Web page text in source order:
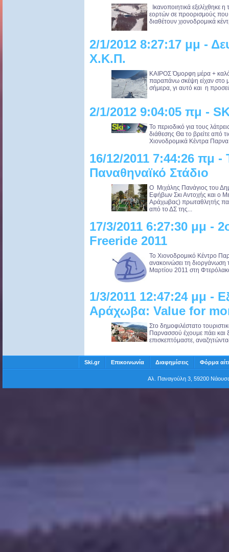
Ικανοποιητικά εξελίχθηκε
εορτών σε προορισμούς που
διαθέτουν χιονοδρομικά
2/1/2012 8:27:17 μμ -
Χ.Κ.Π.
ΚΑΙΡΟΣ Όμορφη μέρα + καλό
παραπάνω σκέψη είχαν στο
σήμερα, γι αυτό και η
2/1/2012 9:04:05 πμ -
Το περιοδικό για τους
διάθεσης Θα το βρείτε από
Χιονοδρομικά Κέντρα
16/12/2011 7:44:26 πμ -
Παναθηναϊκό Στάδιο
O Μιχάλης Πανάγιος του
Εφήβων Σκι Αντοχής και ο
Αράχωβας) πρωταθλητής
από το ΔΣ της...
17/3/2011 6:27:30 μμ -
Freeride 2011
Το Χιονοδρομικό Κέντρο
ανακοινώσει τη
Μαρτίου 2011 στη
1/3/2011 12:47:24 μμ -
Αράχωβα: Value for
Στο δημοφιλέστατο
Παρνασσού έχουμε πάει
επισκεπτόμαστε,
Ski.gr Επικοινωνία Διαφημίσεις Φόρμα
Αλ. Παναγούλη 3, 59200